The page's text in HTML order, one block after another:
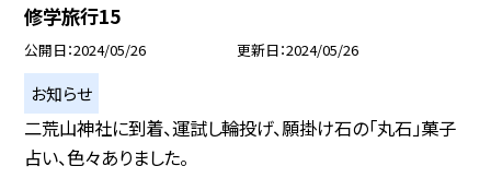
修学旅行15
公開日 2024/05/26 更新日 2024/05/26
お知らせ
二荒山神社に到着、運試し輪投げ、願掛け石の「丸石」菓子
占い、色々ありました。